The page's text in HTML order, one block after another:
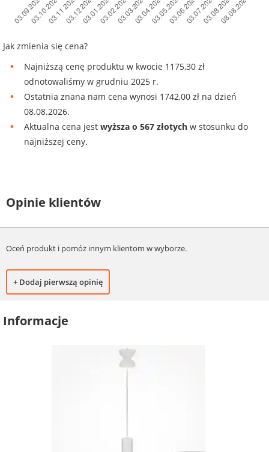
Jak zmienia się cena?
Najniższą cenę produktu w kwocie 1175,30 zł
odnotowaliśmy w grudniu 2025 r.
Ostatnia znana nam cena wynosi 1742,00 zł na dzień
08.08.2026.
Aktualna cena jest wyższa o 567 złotych w stosunku do
najniższej ceny.
Opinie klientów
Oceń produkt i pomóż innym klientom w wyborze.
+ Dodaj pierwszą opinię
Informacje